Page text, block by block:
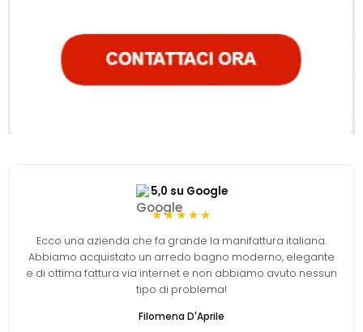
5,0 su Google
★★★★★
Ecco una azienda che fa grande la manifattura italiana.
Abbiamo acquistato un arredo bagno moderno, elegante
e di ottima fattura via internet e non abbiamo avuto nessun
tipo di problema!
Filomena D'Aprile